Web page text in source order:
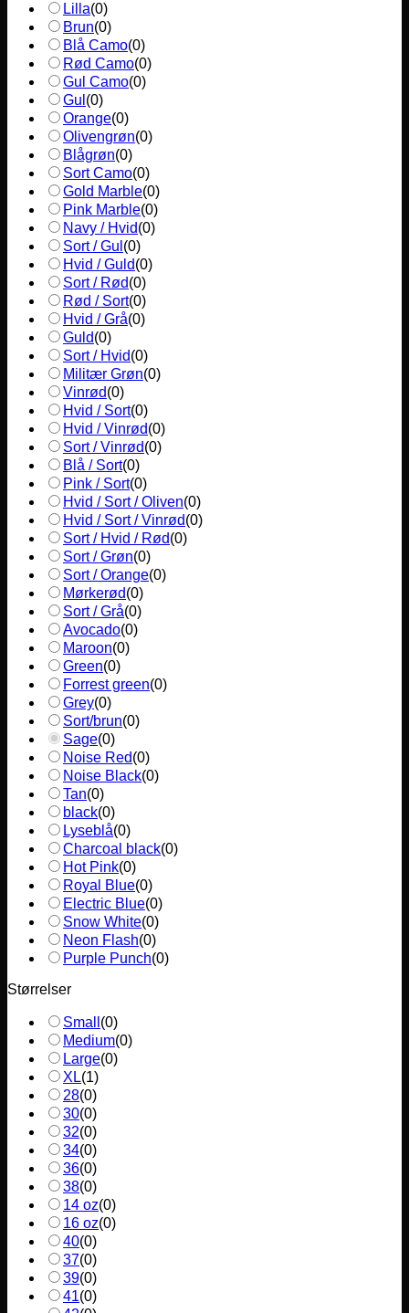
Lilla(0)
Brun(0)
Blå Camo(0)
Rød Camo(0)
Gul Camo(0)
Gul (0)
Orange(0)
Olivengrøn(0)
Blågrøn(0)
Sort Camo(0)
Gold Marble(0)
Pink Marble(0)
Navy / Hvid(0)
Sort / Gul (0)
Hvid / Guld(0)
Sort / Rød(0)
Rød / Sort(0)
Hvid / Grå(0)
Guld(0)
Sort / Hvid(0)
Militær Grøn(0)
Vinrød(0)
Hvid / Sort(0)
Hvid / Vinrød(0)
Sort / Vinrød(0)
Blå / Sort(0)
Pink / Sort(0)
Hvid / Sort / Oliven(0)
Hvid / Sort / Vinrød(0)
Sort / Hvid / Rød(0)
Sort / Grøn(0)
Sort / Orange(0)
Mørkerød(0)
Sort / Grå(0)
Avocado(0)
Maroon(0)
Green(0)
Forrest green(0)
Grey(0)
Sort/brun(0)
Sage(0)
Noise Red(0)
Noise Black(0)
Tan(0)
black(0)
Lyseblå(0)
Charcoal black(0)
Hot Pink(0)
Royal Blue(0)
Electric Blue(0)
Snow White(0)
Neon Flash(0)
Purple Punch(0)
Størrelser
Small (0)
Medium(0)
Large(0)
XL(1)
28(0)
30(0)
32(0)
34(0)
36(0)
38(0)
14 oz(0)
16 oz(0)
40(0)
37(0)
39(0)
41(0)